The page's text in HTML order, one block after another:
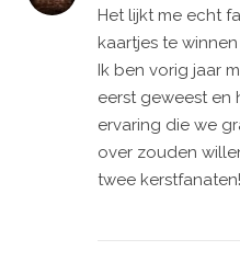
Het lijkt me echt
kaartjes te
Ik ben vorig jaar
eerst geweest en
ervaring die we
over zouden
twee kerstfanaten!